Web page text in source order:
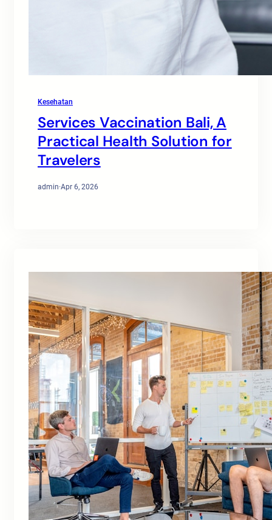
Kesehatan
Services Vaccination Bali, A
Practical Health Solution for
Travelers
admin·Apr 6, 2026